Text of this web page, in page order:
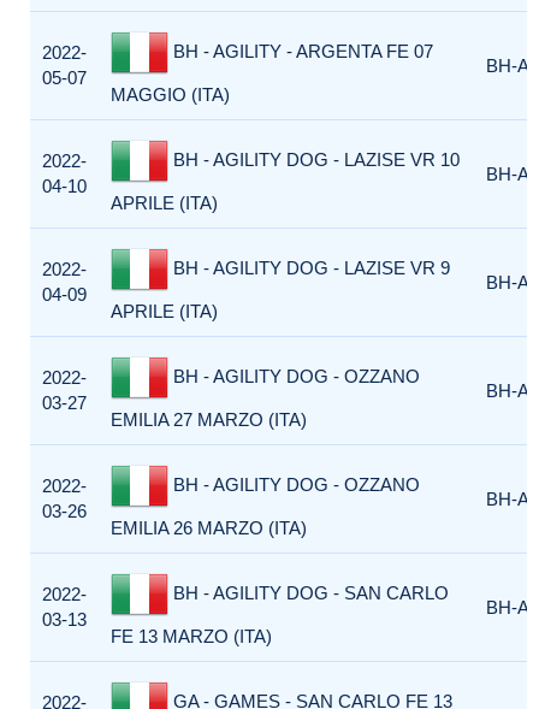
2022-
05-07
BH - AGILITY - ARGENTA FE 07
MAGGIO (ITA)
BH-
2022-
04-10
BH - AGILITY DOG - LAZISE VR 10
APRILE (ITA)
BH-
2022-
04-09
BH - AGILITY DOG - LAZISE VR 9
APRILE (ITA)
BH-
2022-
03-27
BH - AGILITY DOG - OZZANO
EMILIA 27 MARZO (ITA)
BH-
2022-
03-26
BH - AGILITY DOG - OZZANO
EMILIA 26 MARZO (ITA)
BH-
2022-
03-13
BH - AGILITY DOG - SAN CARLO
FE 13 MARZO (ITA)
BH-
2022- GA - GAMES - SAN CARLO FE 13